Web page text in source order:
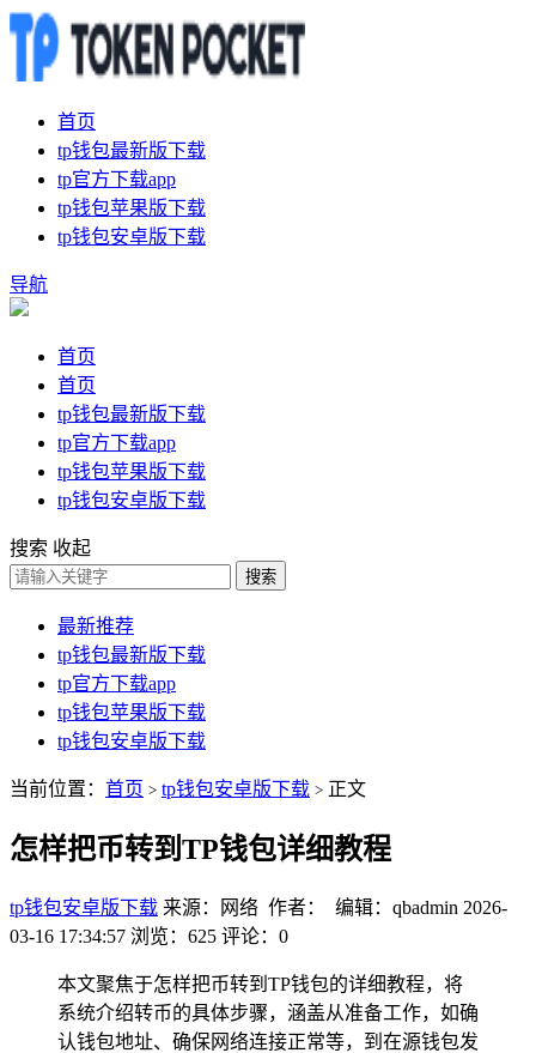
首页
tp钱包最新版下载
tp官方下载app
tp钱包苹果版下载
tp钱包安卓版下载
导航
首页
首页
tp钱包最新版下载
tp官方下载app
tp钱包苹果版下载
tp钱包安卓版下载
搜索 收起
搜索
最新推荐
tp钱包最新版下载
tp官方下载app
tp钱包苹果版下载
tp钱包安卓版下载
当前位置： 首页 > tp钱包安卓版下载 > 正文
怎样把币转到TP钱包详细教程
tp钱包安卓版下载 来源：网络 作者： 编辑：qbadmin 2026-
03-16 17:34:57 浏览：625 评论：0
本文聚焦于怎样把币转到TP钱包的详细教程，将
系统介绍转币的具体步骤，涵盖从准备工作，如确
认钱包地址、确保网络连接正常等，到在源钱包发